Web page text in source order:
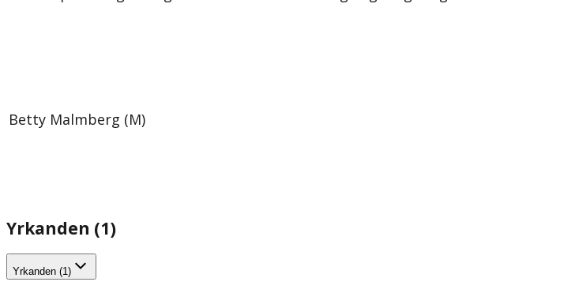
Betty Malmberg (M)
Yrkanden (1)
Yrkanden (1)